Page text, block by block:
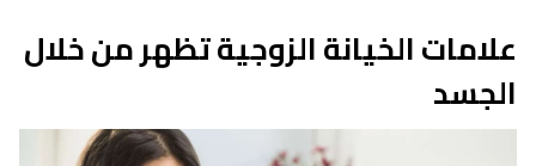
علامات الخيانة الزوجية تظهر من خلال
الجسد